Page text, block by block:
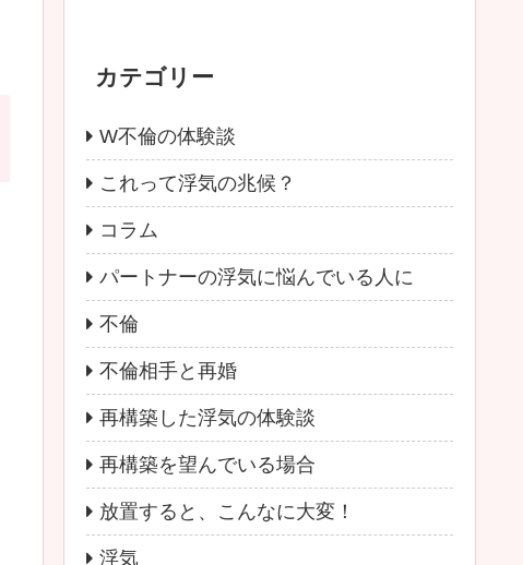
カテゴリー
W不倫の体験談
これって浮気の兆候？
コラム
パートナーの浮気に悩んでいる人に
不倫
不倫相手と再婚
再構築した浮気の体験談
再構築を望んでいる場合
放置すると、こんなに大変！
浮気